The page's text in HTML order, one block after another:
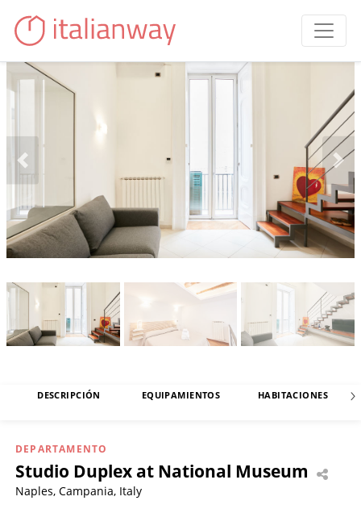
DESCRIPCIÓN EQUIPAMIENTOS HABITACIONES
DEPARTAMENTO
Studio Duplex at National Museum
Naples, Campania, Italy